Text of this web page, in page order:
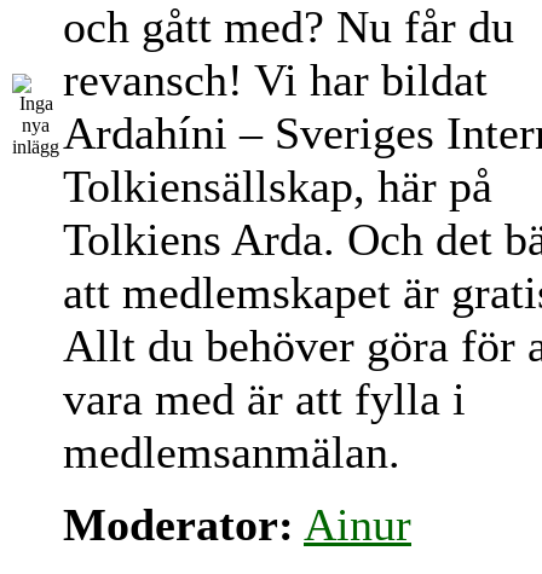
och gått med? Nu får du
revansch! Vi har bildat
Ardahíni – Sveriges
Tolkiensällskap, här på
Tolkiens Arda. Och det
att medlemskapet är
Allt du behöver göra för
vara med är att fylla i
medlemsanmälan.
Moderator: Ainur